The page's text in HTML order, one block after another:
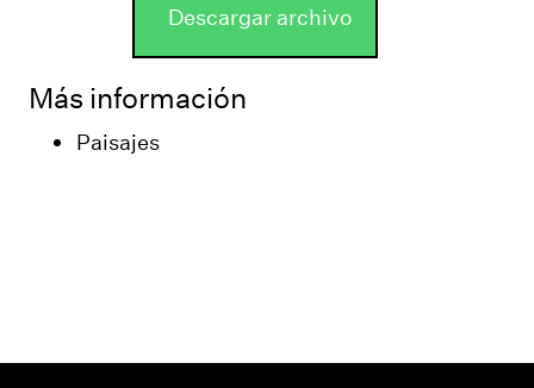
Descargar archivo
Más información
Paisajes